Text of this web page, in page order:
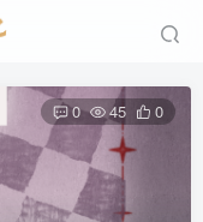
0 45 0